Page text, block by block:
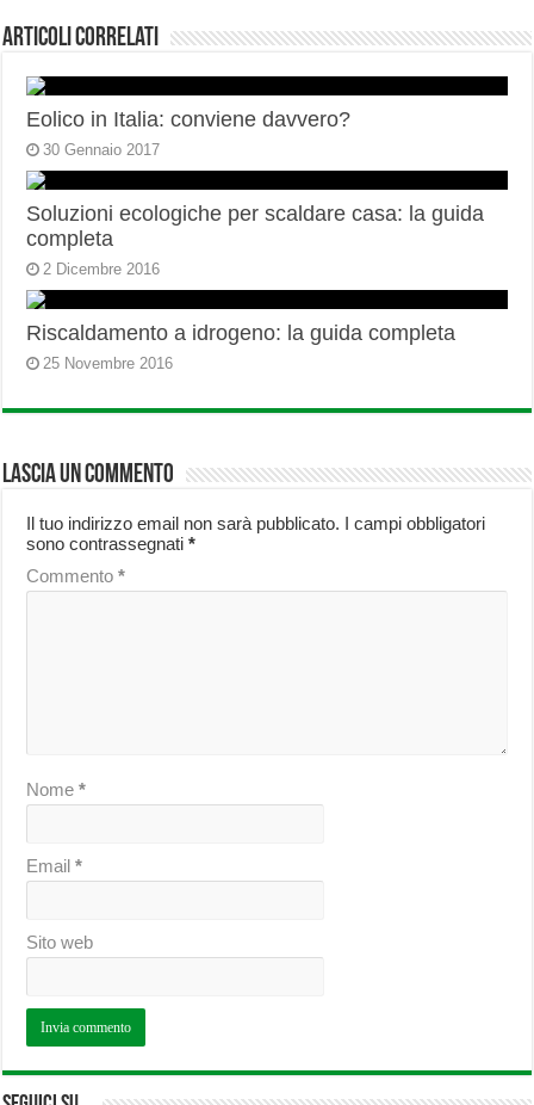
Articoli correlati
Eolico in Italia: conviene davvero?
30 Gennaio 2017
Soluzioni ecologiche per scaldare casa: la guida
completa
2 Dicembre 2016
Riscaldamento a idrogeno: la guida completa
25 Novembre 2016
Lascia un commento
Il tuo indirizzo email non sarà pubblicato. I campi obbligatori
sono contrassegnati*
Commento*
Nome*
Email*
Sito web